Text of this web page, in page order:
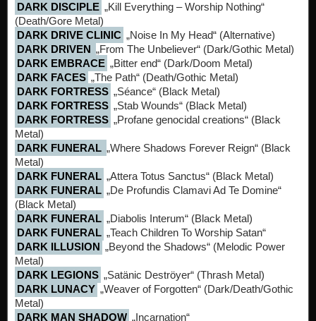
DARK DISCIPLE „Kill Everything – Worship Nothing“
(Death/Gore Metal)
DARK DRIVE CLINIC „Noise In My Head“ (Alternative)
DARK DRIVEN „From The Unbeliever“ (Dark/Gothic Metal)
DARK EMBRACE „Bitter end“ (Dark/Doom Metal)
DARK FACES „The Path“ (Death/Gothic Metal)
DARK FORTRESS „Séance“ (Black Metal)
DARK FORTRESS „Stab Wounds“ (Black Metal)
DARK FORTRESS „Profane genocidal creations“ (Black
Metal)
DARK FUNERAL „Where Shadows Forever Reign“ (Black
Metal)
DARK FUNERAL „Attera Totus Sanctus“ (Black Metal)
DARK FUNERAL „De Profundis Clamavi Ad Te Domine“
(Black Metal)
DARK FUNERAL „Diabolis Interum“ (Black Metal)
DARK FUNERAL „Teach Children To Worship Satan“
DARK ILLUSION „Beyond the Shadows“ (Melodic Power
Metal)
DARK LEGIONS „Satänic Deströyer“ (Thrash Metal)
DARK LUNACY „Weaver of Forgotten“ (Dark/Death/Gothic
Metal)
DARK MAN SHADOW „Incarnation“